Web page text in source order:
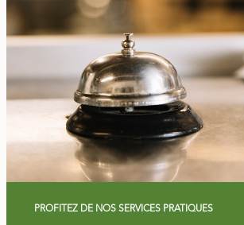
PROFITEZ DE NOS SERVICES PRATIQUES